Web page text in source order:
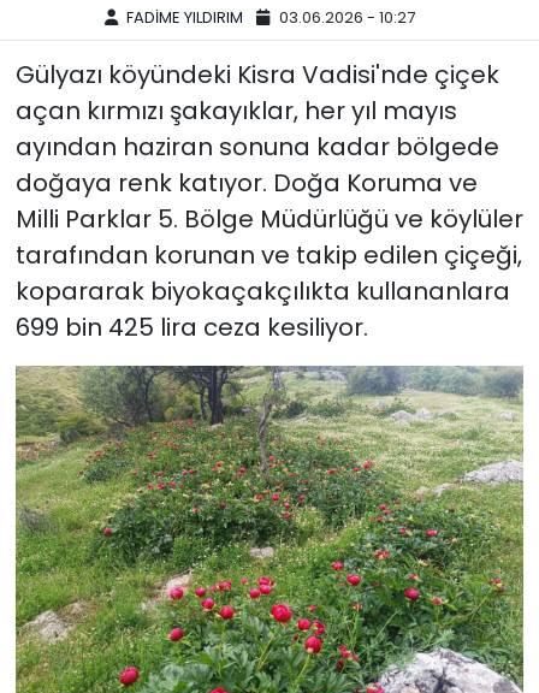
FADİME YILDIRIM 03.06.2026 - 10:27
Gülyazı köyündeki Kisra Vadisi'nde çiçek
açan kırmızı şakayıklar, her yıl mayıs
ayından haziran sonuna kadar bölgede
doğaya renk katıyor. Doğa Koruma ve
Milli Parklar 5. Bölge Müdürlüğü ve köylüler
tarafından korunan ve takip edilen çiçeği,
kopararak biyokaçakçılıkta kullananlara
699 bin 425 lira ceza kesiliyor.